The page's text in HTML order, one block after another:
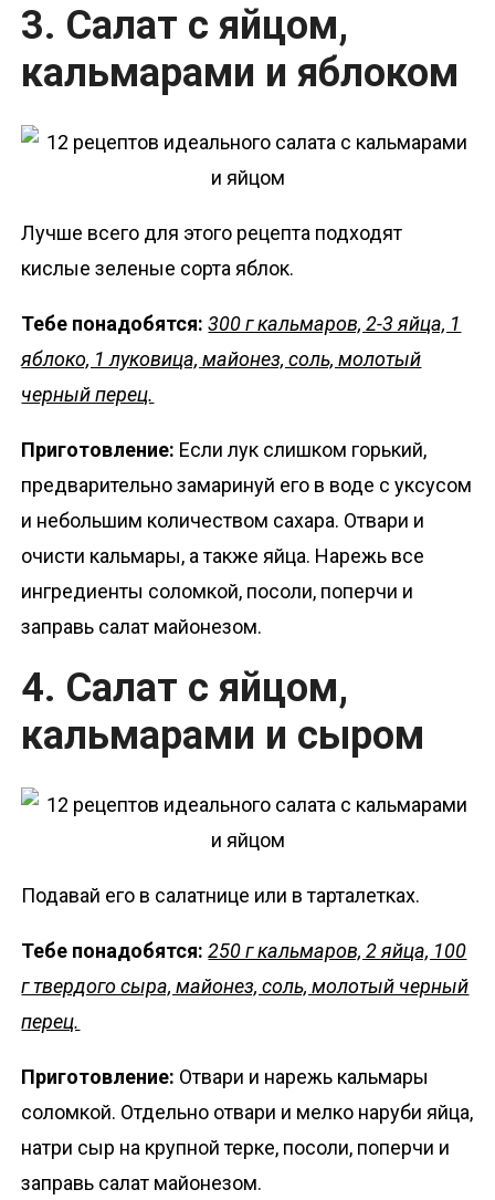
3. Салат с яйцом,
кальмарами и яблоком
Лучше всего для этого рецепта подходят
кислые зеленые сорта яблок.
Тебе понадобятся:300 г кальмаров, 2-3 яйца, 1
яблоко, 1 луковица, майонез, соль, молотый
черный перец.
Приготовление: Если лук слишком горький,
предварительно замаринуй его в воде с уксусом
и небольшим количеством сахара. Отвари и
очисти кальмары, а также яйца. Нарежь все
ингредиенты соломкой, посоли, поперчи и
заправь салат майонезом.
4. Салат с яйцом,
кальмарами и сыром
Подавай его в салатнице или в тарталетках.
Тебе понадобятся:250 г кальмаров, 2 яйца, 100
г твердого сыра, майонез, соль, молотый черный
перец.
Приготовление: Отвари и нарежь кальмары
соломкой. Отдельно отвари и мелко наруби яйца,
натри сыр на крупной терке, посоли, поперчи и
заправь салат майонезом.